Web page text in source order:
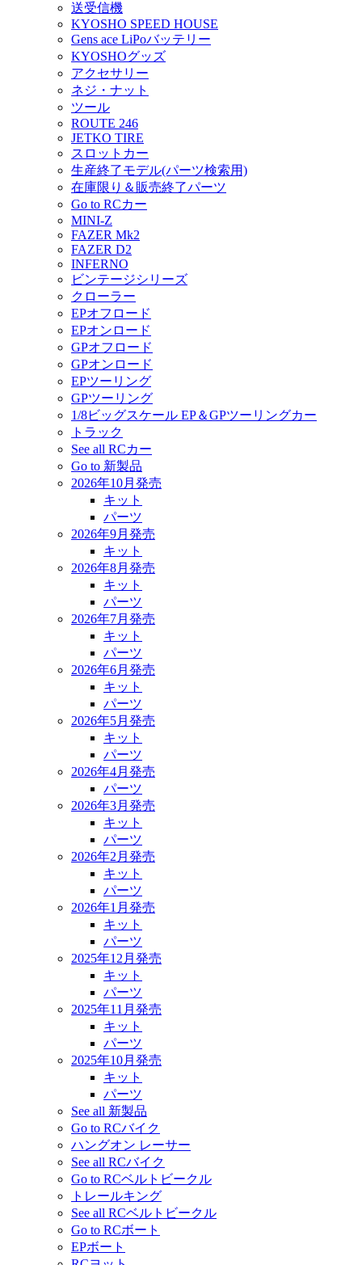
送受信機
KYOSHO SPEED HOUSE
Gens ace LiPoバッテリー
KYOSHOグッズ
アクセサリー
ネジ・ナット
ツール
ROUTE 246
JETKO TIRE
スロットカー
生産終了モデル(パーツ検索用)
在庫限り＆販売終了パーツ
Go to RCカー
MINI-Z
FAZER Mk2
FAZER D2
INFERNO
ビンテージシリーズ
クローラー
EPオフロード
EPオンロード
GPオフロード
GPオンロード
EPツーリング
GPツーリング
1/8ビッグスケール EP＆GPツーリングカー
トラック
See all RCカー
Go to 新製品
2026年10月発売
キット
パーツ
2026年9月発売
キット
2026年8月発売
キット
パーツ
2026年7月発売
キット
パーツ
2026年6月発売
キット
パーツ
2026年5月発売
キット
パーツ
2026年4月発売
パーツ
2026年3月発売
キット
パーツ
2026年2月発売
キット
パーツ
2026年1月発売
キット
パーツ
2025年12月発売
キット
パーツ
2025年11月発売
キット
パーツ
2025年10月発売
キット
パーツ
See all 新製品
Go to RCバイク
ハングオン レーサー
See all RCバイク
Go to RCベルトビークル
トレールキング
See all RCベルトビークル
Go to RCボート
EPボート